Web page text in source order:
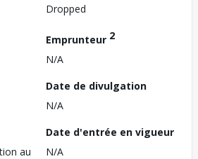
Dropped
Emprunteur 2
N/A
Date de divulgation
N/A
au
Date d'entrée en vigueur
N/A